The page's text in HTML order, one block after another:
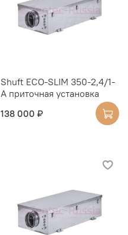
Shuft ECO-SLIM 350-2,4/1-
А приточная установка
138 000 ₽